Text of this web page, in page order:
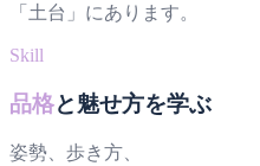
「土台」にあります。
Skill
品格と魅せ方を学ぶ
姿勢、歩き方、